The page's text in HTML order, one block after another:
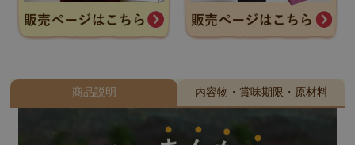
商品説明 内容物・賞味期限・原材料